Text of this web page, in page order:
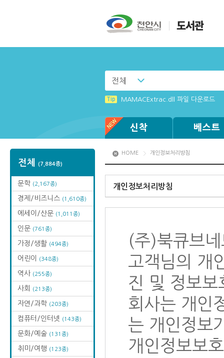
전체
Tip MAMACExtrac.dll 파일 다운로드
Tip Windows XP에서는 북플레이어를
신착 베스트
전체 (7,884종)
문학 (2,167종)
경제/비즈니스 (1,610종)
에세이/산문 (1,011종)
인문 (761종)
가정/생활 (494종)
어린이 (348종)
역사 (255종)
사회 (213종)
자연/과학 (203종)
컴퓨터/인터넷 (143종)
문화/예술 (131종)
취미/여행 (123종)
HOME 개인정보처리방침
개인정보처리방침
(주)북큐브
고객님의 개
진 및 정보
회사는 개인
는 개인정보
개인정보보